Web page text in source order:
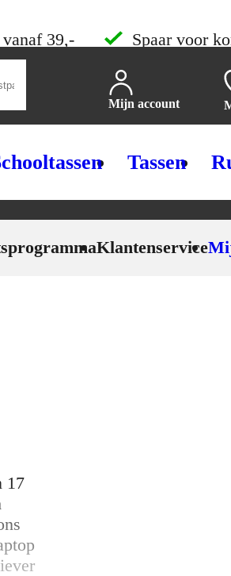
39,- Spaar voor
Tassen
Klantenservice
Mijn account
17